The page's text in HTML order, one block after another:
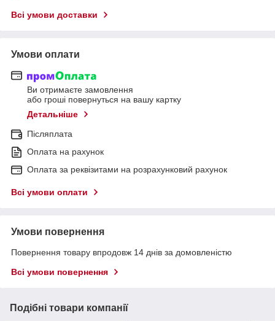
Всі умови доставки
Умови оплати
Ви отримаєте замовлення
або гроші повернуться на вашу картку
Детальніше
Післяплата
Оплата на рахунок
Оплата за реквізитами на розрахунковий рахунок
Всі умови оплати
Умови повернення
Повернення товару впродовж 14 днів за домовленістю
Всі умови повернення
Подібні товари компанії